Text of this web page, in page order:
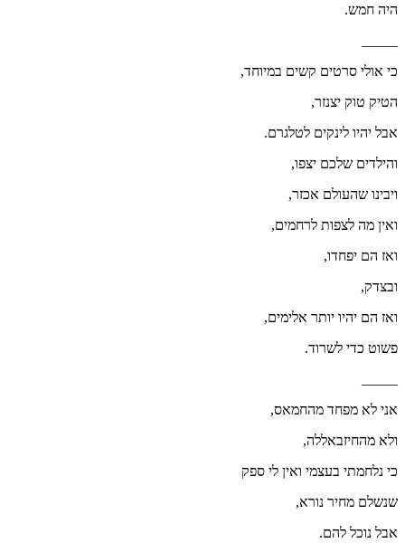
היה חמש.
כי אולי סרטים קשים במיוחד,
הטיק טוק יצנזר,
אבל יהיו לינקים לטלגרם.
והילדים שלכם יצפו,
ויבינו שהעולם אכזר,
ואין מה לצפות לרחמים,
ואז הם יפחדו,
ובצדק,
ואז הם יהיו יותר אלימים,
פשוט כדי לשרוד.
אני לא מפחד מהחמאס,
ולא מהחיזבאללה,
כי נלחמתי בעצמי ואין לי ספק
שנשלם מחיר נורא,
אבל נוכל להם.